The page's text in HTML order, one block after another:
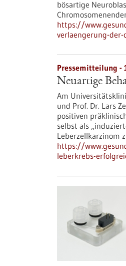
bösartige
https://
verlaengerung-
Pressemitteilung -
Neuartige
Am
und Prof. Dr. Lars
positiven
selbst als
Leberzellkarzinom
https://
leberkrebs-